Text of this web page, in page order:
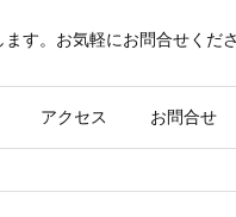
す。お気軽にお問合せくだ
アクセス お問合せ